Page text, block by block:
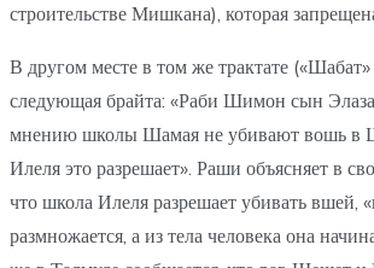
строительстве Мишкана), которая
В другом месте в том же трактате
следующая брайта: «Раби Шимон сын
мнению школы Шамая не убивают вошь в
Илеля это разрешает». Раши объясняет в
что школа Илеля разрешает убивать вшей,
размножается, а из тела человека она